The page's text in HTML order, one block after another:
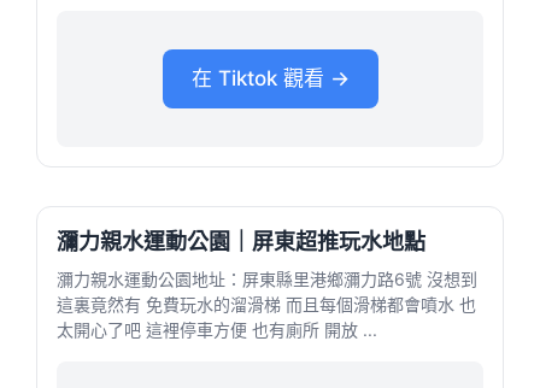
在 Tiktok 觀看 →
瀰力親水運動公園｜屏東超推玩水地點
瀰力親水運動公園地址：屏東縣里港鄉瀰力路6號 沒想到
這裏竟然有 免費玩水的溜滑梯 而且每個滑梯都會噴水 也
太開心了吧 這裡停車方便 也有廁所 開放 ...